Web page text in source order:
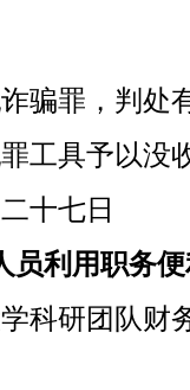
骗罪，判处
工具予以没
十七日
员利用职务
科研团队财